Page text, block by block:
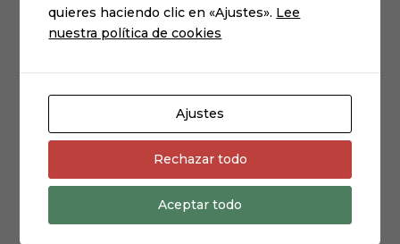
Para más información contactar al
email:contacto@luciki.com
quieres haciendo clic en «Ajustes». Lee
nuestra política de cookies
Ajustes
Rechazar todo
Aceptar todo